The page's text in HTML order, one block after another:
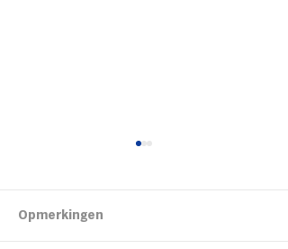
Kipsalon
Opmerkingen